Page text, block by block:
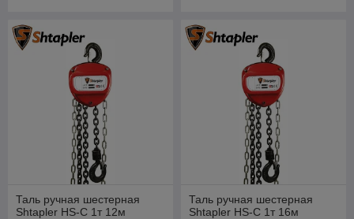
Таль ручная шестерная
Shtapler HS-C 1т 12м
Таль ручная шестерная
Shtapler HS-C 1т 16м